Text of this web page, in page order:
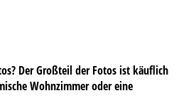
Der Großteil der Fotos ist käuflich
Wohnzimmer oder eine